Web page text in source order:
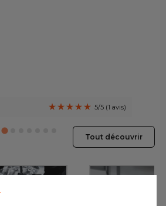
5/5 (1 avis)
Tout découvrir